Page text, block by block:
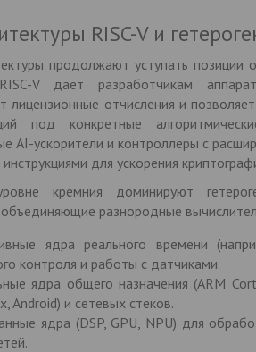
RISC-V и
продолжают уступать позиции
V дает разработчикам
лицензионные отчисления и
под конкретные
AI-ускорители и контроллеры с
для ускорения
кремния доминируют
объединяющие разнородные
ядра реального времени
контроля и работы с датчиками.
ядра общего назначения (ARM
Android) и сетевых стеков.
ядра (DSP, GPU, NPU) для